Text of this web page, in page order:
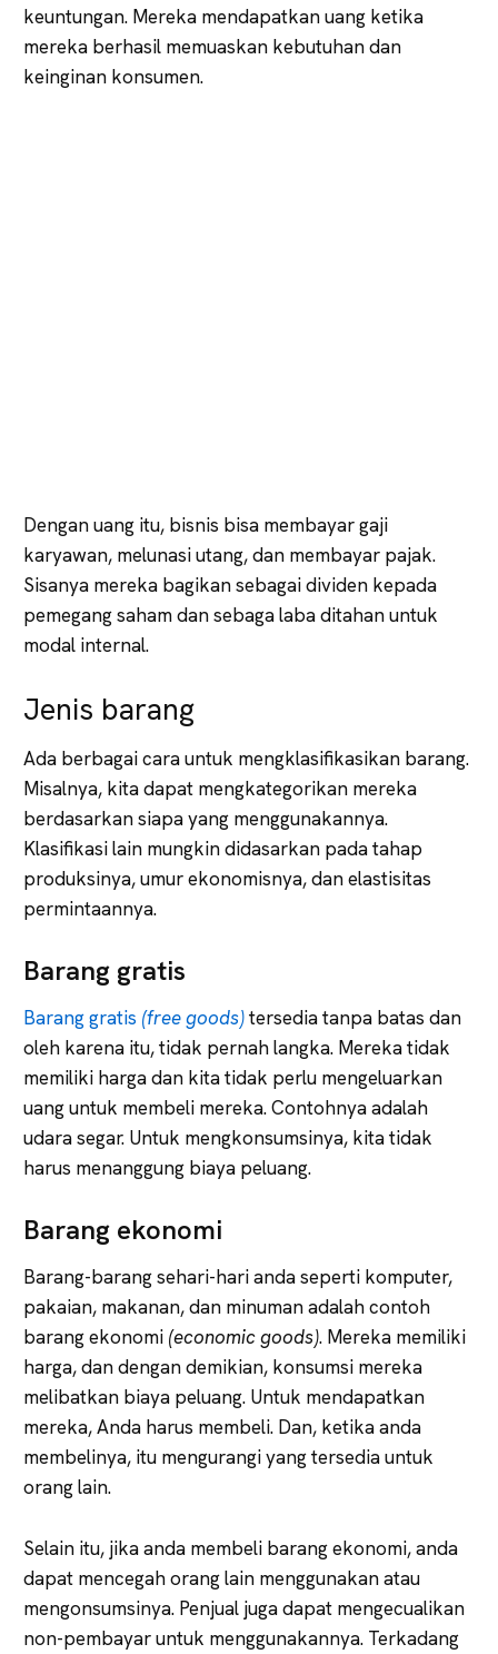
keuntungan. Mereka mendapatkan uang ketika
mereka berhasil memuaskan kebutuhan dan
keinginan konsumen.
Dengan uang itu, bisnis bisa membayar gaji
karyawan, melunasi utang, dan membayar pajak.
Sisanya mereka bagikan sebagai dividen kepada
pemegang saham dan sebaga laba ditahan untuk
modal internal.
Jenis barang
Ada berbagai cara untuk mengklasifikasikan barang.
Misalnya, kita dapat mengkategorikan mereka
berdasarkan siapa yang menggunakannya.
Klasifikasi lain mungkin didasarkan pada tahap
produksinya, umur ekonomisnya, dan elastisitas
permintaannya.
Barang gratis
Barang gratis (free goods)tersedia tanpa batas dan
oleh karena itu, tidak pernah langka. Mereka tidak
memiliki harga dan kita tidak perlu mengeluarkan
uang untuk membeli mereka. Contohnya adalah
udara segar. Untuk mengkonsumsinya, kita tidak
harus menanggung biaya peluang.
Barang ekonomi
Barang-barang sehari-hari anda seperti komputer,
pakaian, makanan, dan minuman adalah contoh
barang ekonomi (economic goods). Mereka memiliki
harga, dan dengan demikian, konsumsi mereka
melibatkan biaya peluang. Untuk mendapatkan
mereka, Anda harus membeli. Dan, ketika anda
membelinya, itu mengurangi yang tersedia untuk
orang lain.
Selain itu, jika anda membeli barang ekonomi, anda
dapat mencegah orang lain menggunakan atau
mengonsumsinya. Penjual juga dapat mengecualikan
non-pembayar untuk menggunakannya. Terkadang